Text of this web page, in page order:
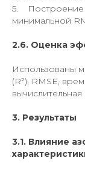
5. Построение
минимальной
2.6. Оценка
Использованы
(R²), RMSE,
3. Результаты
3.1. Влияние